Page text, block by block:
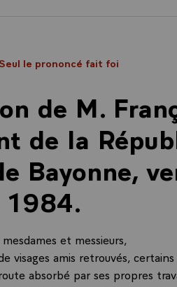
le prononcé fait foi
de M.
de la
Bayonne,
1984.
et messieurs,
visages amis retrouvés,
absorbé par ses propres